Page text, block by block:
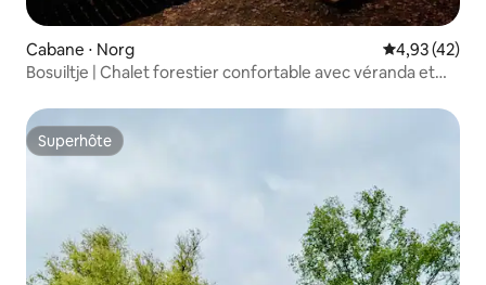
Cabane ⋅ Norg Évaluation
4,93 (42)
Bosuiltje | Chalet forestier confortable avec véranda et
Superhôte
Superhôte